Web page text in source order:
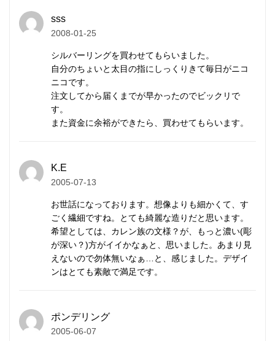
を持ち、素朴なぬくもりが心に響きます。
研磨されていない温かみのある質感、無骨で荒削りな
これらの味わいがカレンシルバーの持ち味であり、他
のシルバーアクセサリーとは異なる個性となります。
す。
カレンシルバーの銀純度
純銀では傷がつきやすく装飾品に向かないため、耐久
性や強度を補う目的で銅などの金属を混ぜ合わせま
sss
2008-01-25
シルバーリングを買わせてもらいました。
自分のちょいと太目の指にしっくりきて毎日がニコ
ニコです。
注文してから届くまでが早かったのでビックリで
す。
また資金に余裕ができたら、買わせてもらいます。
K.E
2005-07-13
お世話になっております。想像よりも細かくて、す
ごく繊細ですね。とても綺麗な造りだと思います。
希望としては、カレン族の文様？が、もっと濃い(彫
が深い？)方がイイかなぁと、思いました。あまり見
えないので勿体無いなぁ…と、感じました。デザイ
ンはとても素敵で満足です。
ポンデリング
2005-06-07